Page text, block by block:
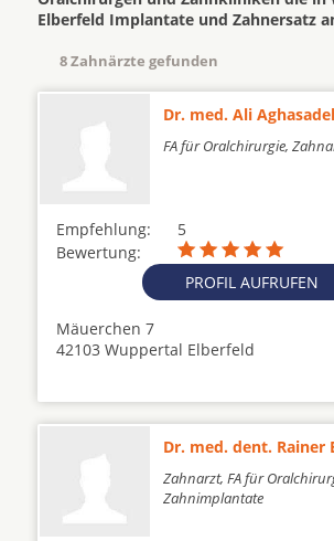
Elberfeld Implantate und Zahnersatz
8 Zahnärzte gefunden
Dr. med. Ali
FA für Oralchirurgie,
Empfehlung:
5
Bewertung:
PROFIL AUFRUFEN
Mäuerchen 7
42103 Wuppertal Elberfeld
Dr. med. dent. Rainer
Zahnarzt, FA für
Zahnimplantate